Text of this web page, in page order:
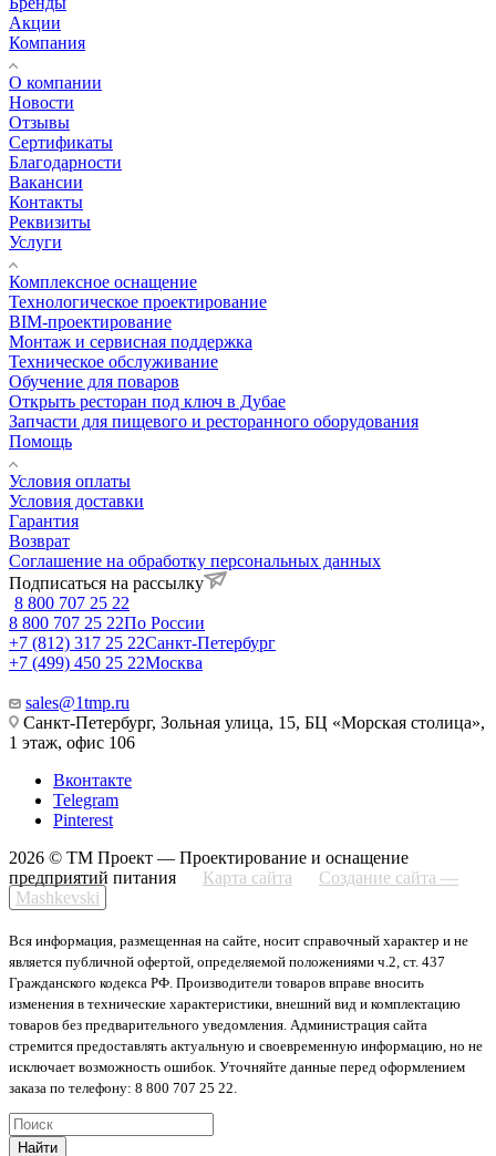
Акции
Компания
О компании
Новости
Отзывы
Сертификаты
Благодарности
Вакансии
Контакты
Реквизиты
Услуги
Комплексное оснащение
Технологическое проектирование
BIM-проектирование
Монтаж и сервисная поддержка
Техническое обслуживание
Обучение для поваров
Открыть ресторан под ключ в Дубае
Запчасти для пищевого и ресторанного оборудования
Помощь
Условия оплаты
Условия доставки
Гарантия
Возврат
Соглашение на обработку персональных данных
Подписаться на рассылку
8 800 707 25 22
8 800 707 25 22По России
+7 (812) 317 25 22Санкт-Петербург
+7 (499) 450 25 22Москва
sales@1tmp.ru
Санкт-Петербург, Зольная улица, 15, БЦ «Морская столица»,
1 этаж, офис 106
Вконтакте
Telegram
Pinterest
2026 © ТМ Проект — Проектирование и оснащение
предприятий питания
Карта сайта
Создание сайта —
Mashkevski
Вся информация, размещенная на сайте, носит справочный характер и не
является публичной офертой, определяемой положениями ч.2, ст. 437
Гражданского кодекса РФ. Производители товаров вправе вносить
изменения в технические характеристики, внешний вид и комплектацию
товаров без предварительного уведомления. Администрация сайта
стремится предоставлять актуальную и своевременную информацию, но не
исключает возможность ошибок. Уточняйте данные перед оформлением
заказа по телефону: 8 800 707 25 22.
Найти